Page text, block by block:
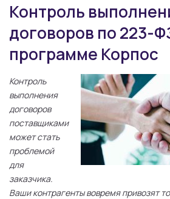
Контроль
договоров по 223-
программе Корпос
Контроль
выполнения
договоров
поставщиками
может стать
проблемой
для
заказчика.
Ваши контрагенты вовремя привозят